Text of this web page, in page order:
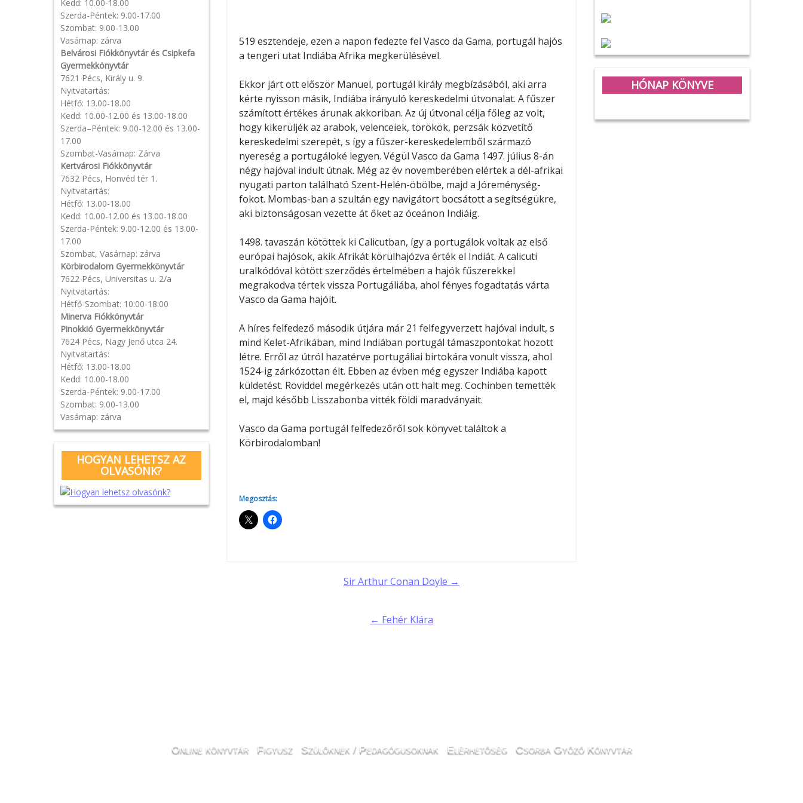
Gyermekkönyvtár
Kedd: 10.00-18.00
Szerda-Péntek: 9.00-17.00
Szombat: 9.00-13.00
Vasárnap: zárva
Belvárosi Fiókkönyvtár és Csipkefa
Gyermekkönyvtár
7621 Pécs, Király u. 9.
Nyitvatartás:
Hétfő: 13.00-18.00
Kedd: 10.00-12.00 és 13.00-18.00
Szerda–Péntek: 9.00-12.00 és 13.00-
17.00
Szombat-Vasárnap: Zárva
Kertvárosi Fiókkönyvtár
7632 Pécs, Honvéd tér 1.
Nyitvatartás:
Hétfő: 13.00-18.00
Kedd: 10.00-12.00 és 13.00-18.00
Szerda-Péntek: 9.00-12.00 és 13.00-
17.00
Szombat, Vasárnap: zárva
Körbirodalom Gyermekkönyvtár
7622 Pécs, Universitas u. 2/a
Nyitvatartás:
Hétfő-Szombat: 10:00-18:00
Minerva Fiókkönyvtár
Pinokkió Gyermekkönyvtár
7624 Pécs, Nagy Jenő utca 24.
Nyitvatartás:
Hétfő: 13.00-18.00
Kedd: 10.00-18.00
Szerda-Péntek: 9.00-17.00
Szombat: 9.00-13.00
Vasárnap: zárva
HOGYAN LEHETSZ AZ
OLVASÓNK?
HÓNAP KÖNYVE
519 esztendeje, ezen a napon fedezte fel Vasco da Gama, portugál hajós
a tengeri utat Indiába Afrika megkerülésével.
Ekkor járt ott először Manuel, portugál király megbízásából, aki arra
kérte nyisson másik, Indiába irányuló kereskedelmi útvonalat. A fűszer
számított értékes árunak akkoriban. Az új útvonal célja főleg az volt,
hogy kikerüljék az arabok, velenceiek, törökök, perzsák közvetítő
kereskedelmi szerepét, s így a fűszer-kereskedelemből származó
nyereség a portugáloké legyen. Végül Vasco da Gama 1497. július 8-án
négy hajóval indult útnak. Még az év novemberében elértek a dél-afrikai
nyugati parton található Szent-Helén-öbölbe, majd a Jóreménység-
fokot. Mombas-ban a szultán egy navigátort bocsátott a segítségükre,
aki biztonságosan vezette át őket az óceánon Indiáig.
1498. tavaszán kötöttek ki Calicutban, így a portugálok voltak az első
európai hajósok, akik Afrikát körülhajózva érték el Indiát. A calicuti
uralkódóval kötött szerződés értelmében a hajók fűszerekkel
megrakodva tértek vissza Portugáliába, ahol fényes fogadtatás várta
Vasco da Gama hajóit.
A híres felfedező második útjára már 21 felfegyverzett hajóval indult, s
mind Kelet-Afrikában, mind Indiában portugál támaszpontokat hozott
létre. Erről az útról hazatérve portugáliai birtokára vonult vissza, ahol
1524-ig zárkózottan élt. Ebben az évben még egyszer Indiába kapott
küldetést. Röviddel megérkezés után ott halt meg. Cochinben temették
el, majd később Lisszabonba vitték földi maradványait.
Vasco da Gama portugál felfedezőről sok könyvet találtok a
Körbirodalomban!
Megosztás:
Sir Arthur Conan Doyle →
← Fehér Klára
Online könyvtár Figyusz Szülőknek / Pedagógusoknak Elérhetőség Csorba Győző Könyvtár